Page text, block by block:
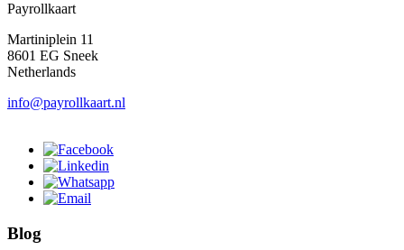
Payrollkaart
Martiniplein 11
8601 EG Sneek
Netherlands
info@payrollkaart.nl
Blog